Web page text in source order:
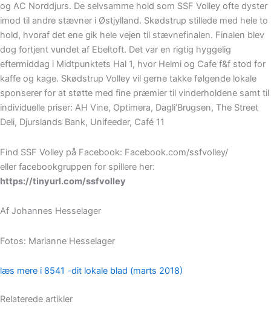
og AC Norddjurs. De selvsamme hold som SSF Volley ofte dyster
imod til andre stævner i Østjylland. Skødstrup stillede med hele to
hold, hvoraf det ene gik hele vejen til stævnefinalen. Finalen blev
dog fortjent vundet af Ebeltoft. Det var en rigtig hyggelig
eftermiddag i Midtpunktets Hal 1, hvor Helmi og Cafe f&f stod for
kaffe og kage. Skødstrup Volley vil gerne takke følgende lokale
sponserer for at støtte med fine præmier til vinderholdene samt til
individuelle priser: AH Vine, Optimera, Dagli’Brugsen, The Street
Deli, Djurslands Bank, Unifeeder, Café 11
Find SSF Volley på Facebook: Facebook.com/ssfvolley/
eller facebookgruppen for spillere her:
https://tinyurl.com/ssfvolley
Af Johannes Hesselager
Fotos: Marianne Hesselager
læs mere i 8541 -dit lokale blad (marts 2018)
Relaterede artikler